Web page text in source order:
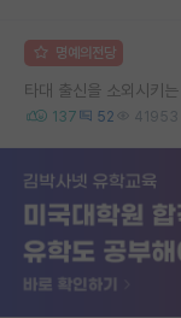
명예의전당
타대 출신을 소외시키
137 52 41953